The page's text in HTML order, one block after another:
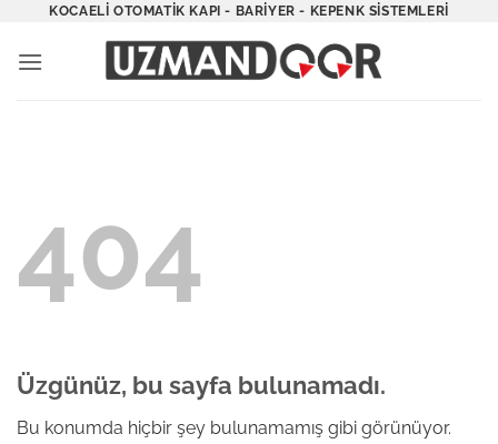
İçeriğeKOCAELI OTOMATIK KAPI - BARIYER - KEPENK SISTEMLERI
404
Üzgünüz, bu sayfa bulunamadı.
Bu konumda hiçbir şey bulunamamış gibi görünüyor.